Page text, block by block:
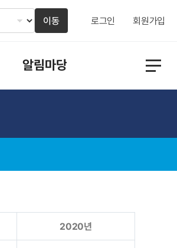
이동 로그인 회원가입
알림마당
2020년